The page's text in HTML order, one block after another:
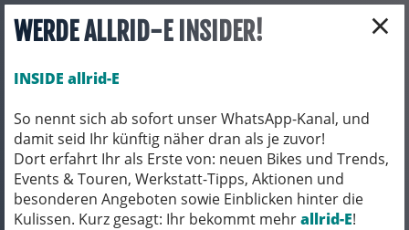
×
WERDE ALLRID-E INSIDER!
INSIDE allrid-E
So nennt sich ab sofort unser WhatsApp-Kanal, und
damit seid Ihr künftig näher dran als je zuvor!
Dort erfahrt Ihr als Erste von: neuen Bikes und Trends,
Events & Touren, Werkstatt-Tipps, Aktionen und
besonderen Angeboten sowie Einblicken hinter die
Kulissen. Kurz gesagt: Ihr bekommt mehrallrid-E!
Toggle navigation
BEKLEIDUNG HELME & ZUBEHÖR